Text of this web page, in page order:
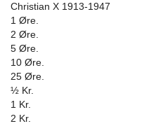
Christian X 1913-1947
1 Øre.
2 Øre.
5 Øre.
10 Øre.
25 Øre.
½ Kr.
1 Kr.
2 Kr.